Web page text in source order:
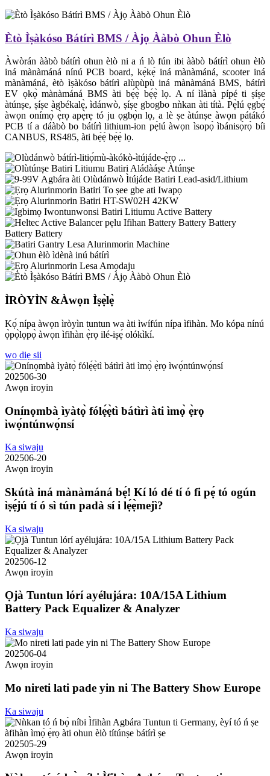
Ètò Ìṣàkóso Bátírì BMS / Àjọ Ààbò Ohun Èlò
Àwòrán ààbò bátírì ohun èlò ni a ń lò fún ibi ààbò bátírì ohun èlò
iná mànàmáná nínú PCB board, kẹ̀kẹ́ iná mànàmáná, scooter iná
mànàmáná, ètò ìṣàkóso bátírì alùpùpù iná mànàmáná BMS, bátírì
EV ọkọ̀ mànàmáná BMS àti bẹ́ẹ̀ bẹ́ẹ̀ lọ. A ní ìlànà pípé ti ṣíṣe
àtúnṣe, ṣíṣe àgbékalẹ̀, ìdánwò, ṣíṣe gbogbo nǹkan àti títà. Pẹ̀lú ẹgbẹ́
àwọn onímọ̀ ẹ̀rọ apẹ̀rẹ tó ju ọgbọ̀n lọ, a lè ṣe àtúnṣe àwọn pátákó
PCB tí a dáàbò bo bátírì lithium-ion pẹ̀lú àwọn ìsopọ̀ ìbánisọ̀rọ̀ bíi
CANBUS, RS485, àti bẹ́ẹ̀ bẹ́ẹ̀ lọ.
ÌRÒYÌN &Àwọn Ìṣẹ̀lẹ̀
Kọ́ nípa àwọn ìròyìn tuntun wa àti ìwífún nípa ìfihàn. Mo kópa nínú
ọ̀pọ̀lọpọ̀ àwọn ìfihàn ẹ̀rọ ilé-iṣẹ́ olókìkí.
wo diẹ sii
202506-30
Awọn iroyin
Onínọmbà ìyàtọ̀ fólẹ́ẹ̀tì bátìrì àti ìmọ̀ ẹ̀rọ
ìwọ́ntúnwọ́nsí
Ka siwaju
202506-20
Awọn iroyin
Skútà iná mànàmáná bẹ́! Kí ló dé tí ó fi pẹ́ tó ogún
ìṣẹ́jú tí ó sì tún padà sí i lẹ́ẹ̀mejì?
Ka siwaju
202506-12
Awọn iroyin
Ọjà Tuntun lórí ayélujára: 10A/15A Lithium
Battery Pack Equalizer & Analyzer
Ka siwaju
202506-04
Awọn iroyin
Mo nireti lati pade yin ni The Battery Show Europe
Ka siwaju
202505-29
Awọn iroyin